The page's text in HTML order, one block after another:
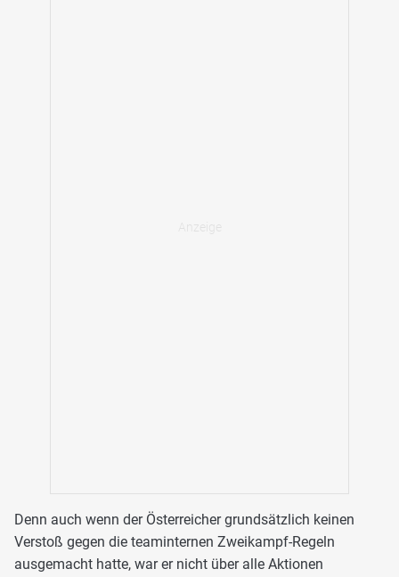
Denn auch wenn der Österreicher grundsätzlich keinen
Verstoß gegen die teaminternen Zweikampf-Regeln
ausgemacht hatte, war er nicht über alle Aktionen